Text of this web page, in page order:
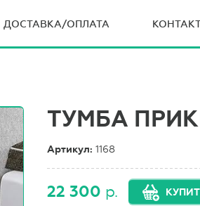
ДОСТАВКА/ОПЛАТА
ТУМБА
Артикул:1168
22 300 р.